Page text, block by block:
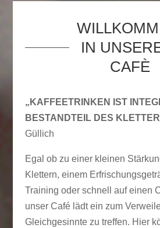
IN
CAFÈ
„KAFFEETRINKEN IST
BESTANDTEIL DES
Güllich
Egal ob zu einer kleinen
Klettern, einem
Training oder schnell auf einen
unser Café lädt ein zum
Gleichgesinnte zu treffen. Hier